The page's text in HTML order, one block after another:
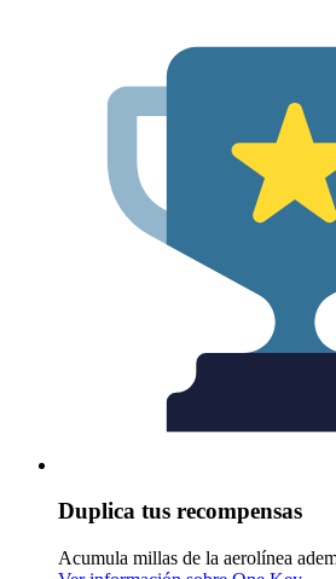
Duplica tus recompensas
Acumula millas de la aerolínea